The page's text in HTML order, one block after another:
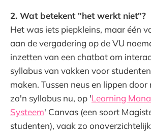
2. Wat betekent "het werkt niet"?
Het was iets piepkleins, maar één
aan de vergadering op de VU
inzetten van een chatbot om
syllabus van vakken voor
maken. Tussen neus en lippen
zo'n syllabus nu, op 'Learning
Systeem' Canvas (een soort
studenten), vaak zo